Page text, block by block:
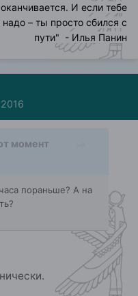
И если тебе
– ты просто сбился с
пути" - Илья Панин
момент
пораньше? А на